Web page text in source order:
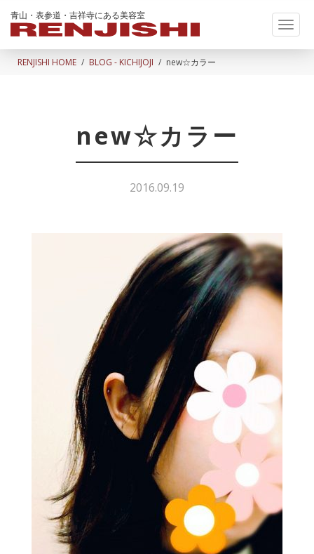
青山・表参道・吉祥寺にある美容室
RENJISHI HOME BLOG - KICHIJOJI new☆カラー
new☆カラー
2016.09.19